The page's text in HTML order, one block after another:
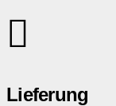
Lieferung